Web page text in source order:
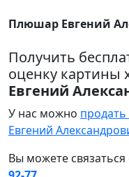
Плюшар Евгений
Получить
оценку картины
Евгений
У нас можно
Евгений
Вы можете